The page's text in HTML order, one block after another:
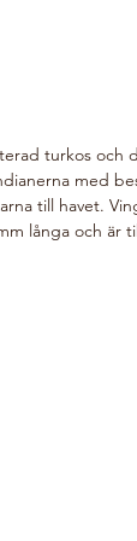
turkos och
med
till havet.
långa och är